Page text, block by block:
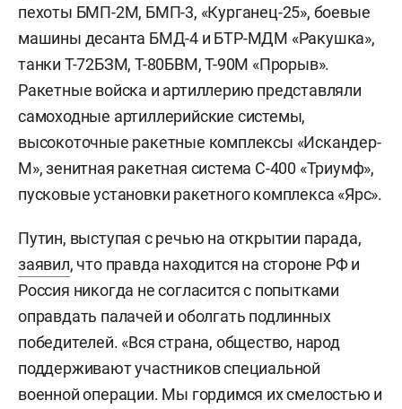
пехоты БМП-2М, БМП-3, «Курганец-25», боевые
машины десанта БМД-4 и БТР-МДМ «Ракушка»,
танки Т-72БЗМ, Т-80БВМ, Т-90М «Прорыв».
Ракетные войска и артиллерию представляли
самоходные артиллерийские системы,
высокоточные ракетные комплексы «Искандер-
М», зенитная ракетная система С-400 «Триумф»,
пусковые установки ракетного комплекса «Ярс».
Путин, выступая с речью на открытии парада,
заявил, что правда находится на стороне РФ и
Россия никогда не согласится с попытками
оправдать палачей и оболгать подлинных
победителей. «Вся страна, общество, народ
поддерживают участников специальной
военной операции. Мы гордимся их смелостью и